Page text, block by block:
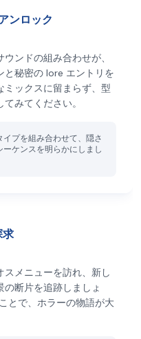
ンロック
ンドの組み合わせが、
と秘密の lore エントリを
ミックスに留まらず、型
みてください。
プを組み合わせて、隠さ
ケンスを明らかにしまし
求
メニューを訪れ、新し
の断片を追跡しましょ
とで、ホラーの物語が大